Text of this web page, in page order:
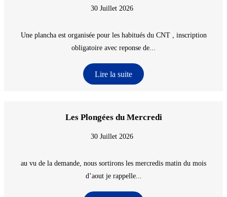
30 Juillet 2026
Une plancha est organisée pour les habitués du CNT , inscription
obligatoire avec reponse de...
Lire la suite
Les Plongées du Mercredi
30 Juillet 2026
au vu de la demande, nous sortirons les mercredis matin du mois
d’aout je rappelle...